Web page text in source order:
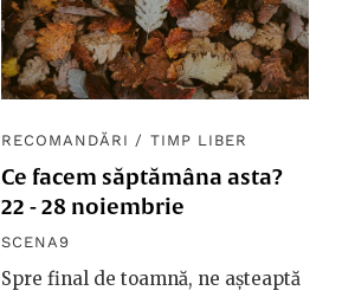
RECOMANDĂRI / TIMP LIBER
Ce facem săptămâna asta?
22 - 28 noiembrie
SCENA9
Spre final de toamnă, ne așteaptă